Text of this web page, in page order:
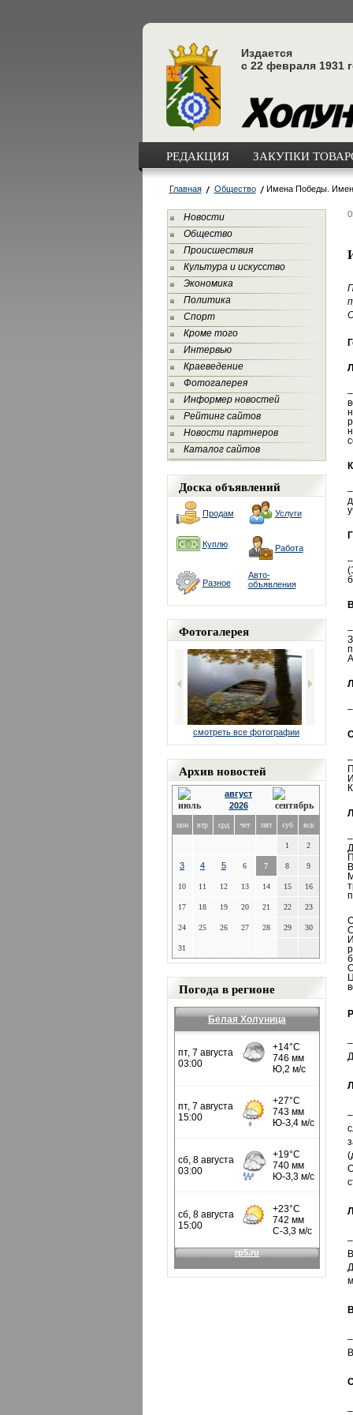
Издается
с 22 февраля 1931
РЕДАКЦИЯ ЗАКУПКИ
Главная Общество Имена Победы.
Новости
Общество
Происшествия
Культура и искусство
Экономика
Политика
Спорт
Кроме того
Интервью
Краеведение
Фотогалерея
Информер новостей
Рейтинг сайтов
Новости партнеров
Каталог сайтов
Доска объявлений
Продам Услуги
Куплю Работа
Разное
Авто-
объявления
Фотогалерея
смотреть все фотографии
Архив новостей
август
2026
пон втр срд чет пят суб вск
1 2
3 4 5 6 7 8 9
10 11 12 13 14 15 16
17 18 19 20 21 22 23
24 25 26 27 28 29 30
31
Погода в регионе
Белая Холуница